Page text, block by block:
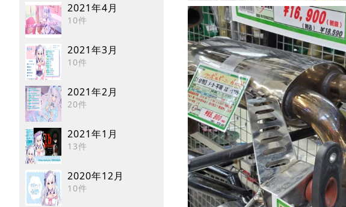
2021年4月
10件
2021年3月
10件
2021年2月
20件
2021年1月
13件
2020年12月
10件